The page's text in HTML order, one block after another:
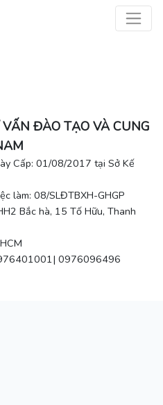
ĐÀO TẠO VÀ CUNG
Cấp: 01/08/2017 tại Sở Kế
làm: 08/SLĐTBXH-GHGP
Bắc hà, 15 Tố Hữu, Thanh
0976096496